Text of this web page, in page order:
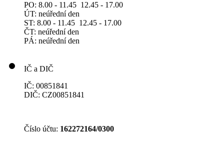
PO: 8.00 - 11.45 12.45 - 17.00
ÚT: neúřední den
ST: 8.00 - 11.45 12.45 - 17.00
ČT: neúřední den
PÁ: neúřední den
IČ a DIČ
IČ: 00851841
DIČ: CZ00851841
Číslo účtu: 162272164/0300